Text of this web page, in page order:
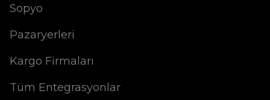
Sopyo
Pazaryerleri
Kargo Firmaları
Tüm Entegrasyonlar